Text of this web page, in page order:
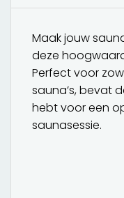
Maak jouw
deze
Perfect voor
sauna’s, bevat
hebt voor een
saunasessie.